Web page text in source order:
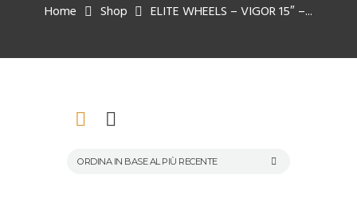
Home Shop ELITE WHEELS – VIGOR 15″ –...